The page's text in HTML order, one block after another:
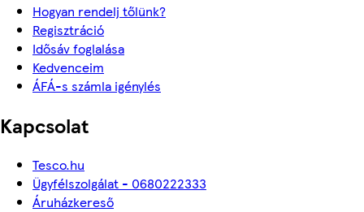
Hogyan rendelj tőlünk?
Regisztráció
Idősáv foglalása
Kedvenceim
ÁFÁ-s számla igénylés
Kapcsolat
Tesco.hu
Ügyfélszolgálat - 0680222333
Áruházkereső